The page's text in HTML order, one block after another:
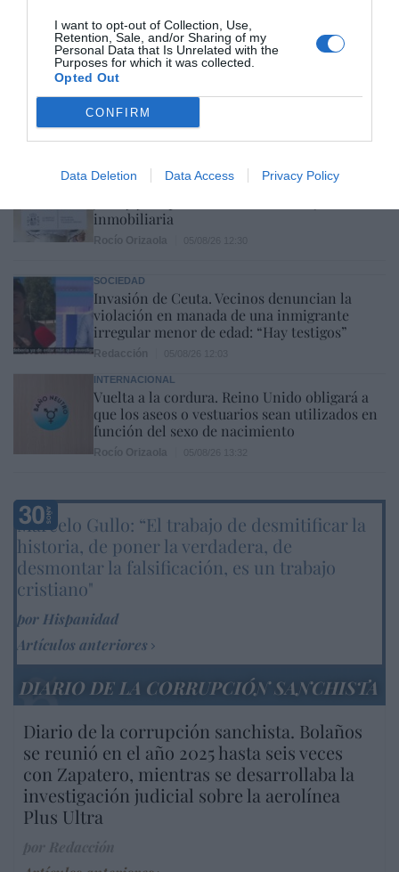
I want to opt-out of Collection, Use,
Retention, Sale, and/or Sharing of my
Personal Data that Is Unrelated with the
Purposes for which it was collected.
Opted Out
CONFIRM
Data Deletion Data Access Privacy Policy
Cristina Martín 05/08/26 17:27
ECONOMÍA
El renting crece a mayor ritmo que las
matriculaciones en España y ya representa el
23% del total de automóviles
Cristina Martín 05/08/26 17:31
Los precios de la vivienda suben un 15,5% en
inmobiliaria
SOCIEDAD
Invasión de Ceuta. Vecinos denuncian la
violación en manada de una inmigrante
irregular menor de edad: “Hay testigos”
INTERNACIONAL
Vuelta a la cordura. Reino Unido obligará a
que los aseos o vestuarios sean utilizados en
función del sexo de nacimiento
Marcelo Gullo: “El trabajo de desmitificar la
historia, de poner la verdadera, de
desmontar la falsificación, es un trabajo
cristiano"
por Hispanidad
Artículos anteriores
DIARIO DE LA CORRUPCIÓN SANCHISTA
Diario de la corrupción sanchista. Bolaños
se reunió en el año 2025 hasta seis veces
con Zapatero, mientras se desarrollaba la
investigación judicial sobre la aerolínea
Plus Ultra